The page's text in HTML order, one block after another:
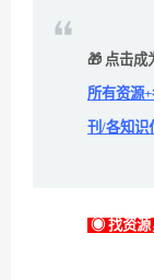
🎁 点击成
所有资源
刊/各知识
◉ 找资源